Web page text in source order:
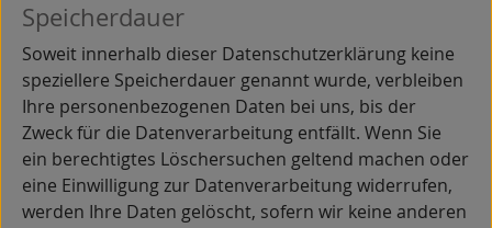
Speicherdauer
Soweit innerhalb dieser Datenschutzerklärung keine
speziellere Speicherdauer genannt wurde, verbleiben
Ihre personenbezogenen Daten bei uns, bis der
Zweck für die Datenverarbeitung entfällt. Wenn Sie
ein berechtigtes Löschersuchen geltend machen oder
eine Einwilligung zur Datenverarbeitung widerrufen,
werden Ihre Daten gelöscht, sofern wir keine anderen